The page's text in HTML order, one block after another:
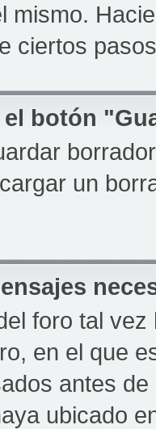
mismo.
ciertos
el botón
un
foro tal
en el que
antes
ubicado